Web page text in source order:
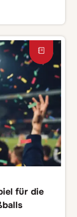
in
dann nach
für die